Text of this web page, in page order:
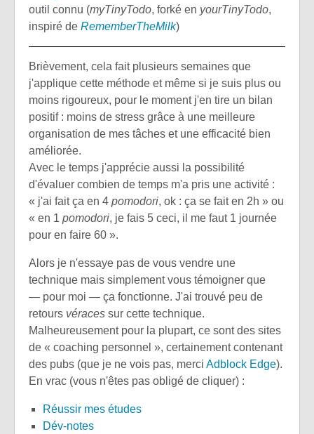
outil connu (myTinyTodo, forké en yourTinyTodo,
inspiré de RememberTheMilk)
Brièvement, cela fait plusieurs semaines que
j'applique cette méthode et même si je suis plus ou
moins rigoureux, pour le moment j'en tire un bilan
positif : moins de stress grâce à une meilleure
organisation de mes tâches et une efficacité bien
améliorée.
Avec le temps j'apprécie aussi la possibilité
d'évaluer combien de temps m'a pris une activité :
« j'ai fait ça en 4 pomodori, ok : ça se fait en 2h » ou
« en 1 pomodori, je fais 5 ceci, il me faut 1 journée
pour en faire 60 ».
Alors je n'essaye pas de vous vendre une
technique mais simplement vous témoigner que
— pour moi — ça fonctionne. J'ai trouvé peu de
retours véraces sur cette technique.
Malheureusement pour la plupart, ce sont des sites
de « coaching personnel », certainement contenant
des pubs (que je ne vois pas, merci Adblock Edge).
En vrac (vous n'êtes pas obligé de cliquer) :
Réussir mes études
Dév-notes